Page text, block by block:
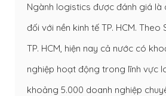
Ngành logistics được đánh giá
đối với nền kinh tế TP. HCM.
TP. HCM, hiện nay cả nước có
nghiệp hoạt động trong lĩnh vực
khoảng 5.000 doanh nghiệp